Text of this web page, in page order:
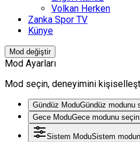
Volkan Herken
Zanka Spor TV
Künye
Mod değiştir
Mod Ayarları
Mod seçin, deneyimini
Gündüz ModuGündüz modunu
Gece ModuGece modunu
Sistem ModuSistem